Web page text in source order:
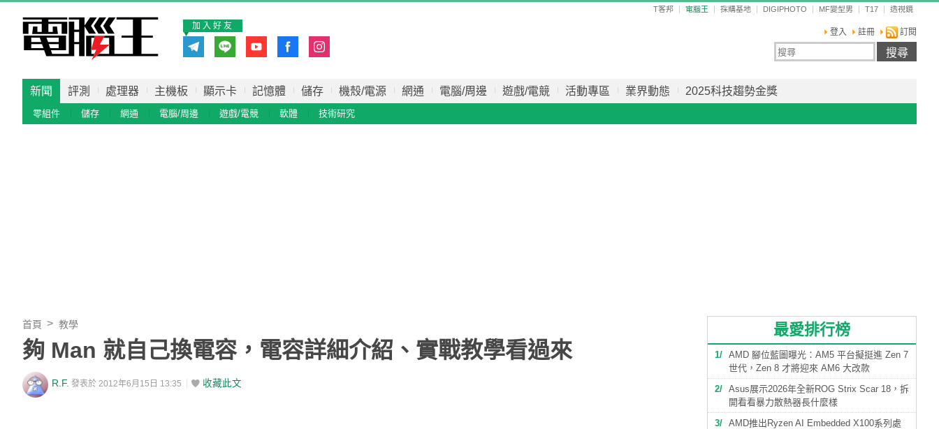
T客邦 電腦王 採購基地 DIGIPHOTO MF變型男 T17 透視鏡
登入 註冊 訂閱
加入好友
新聞 評測 處理器 主機板 顯示卡 記憶體 儲存 機殼/電源 網通 電腦/周邊 遊戲/電競 活動專區 業界動態 2025科技趨勢金獎
零組件 儲存 網通 電腦/周邊 遊戲/電競 軟體 技術研究
首頁 教學
夠 Man 就自己換電容，電容詳細介紹、實戰教學看過來
R.F. 發表於 2012年6月15日 13:35 收藏此文
最愛排行榜
1
AMD 腳位藍圖曝光：AM5 平台擬挺進 Zen 7
世代，Zen 8 才將迎來 AM6 大改款
2
Asus展示2026年全新ROG Strix Scar 18，拆
開看看暴力散熱器長什麼樣
3
AMD推出Ryzen AI Embedded X100系列處